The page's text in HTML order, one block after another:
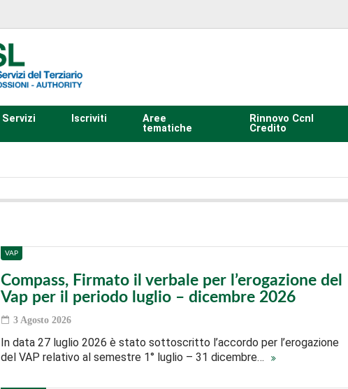
Servizi Iscriviti
Aree
tematiche
Rinnovo Ccnl
Credito
VAP
Compass, Firmato il verbale per l’erogazione del
Vap per il periodo luglio – dicembre 2026
3 Agosto 2026
In data 27 luglio 2026 è stato sottoscritto l’accordo per l’erogazione
del VAP relativo al semestre 1° luglio – 31 dicembre…